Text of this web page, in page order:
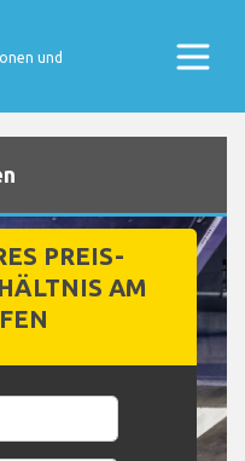
und
PREIS-
AM